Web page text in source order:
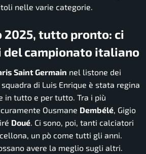
nelle varie categorie.
2025, tutto pronto: ci
campionato italiano
Saint Germain nel listone dei
di Luis Enrique è stata regina
in tutto e per tutto. Tra i più
Ousmane Dembélé , Gigio
Doué . Ci sono, poi, tanti calciatori
un pò come tutti gli anni.
avere la meglio sugli altri.